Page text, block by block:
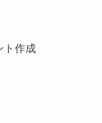
ト作成